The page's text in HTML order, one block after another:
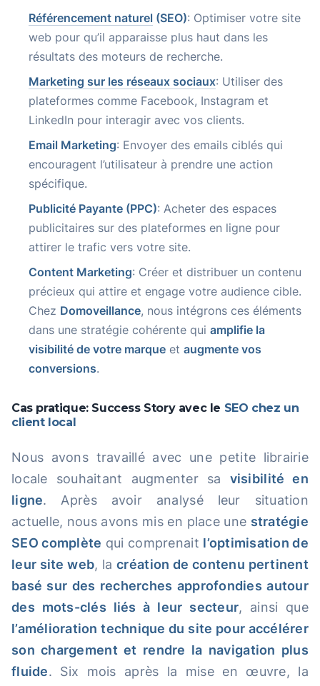
Référencement naturel (SEO): Optimiser votre site
web pour qu’il apparaisse plus haut dans les
résultats des moteurs de recherche.
Marketing sur les réseaux sociaux: Utiliser des
plateformes comme Facebook, Instagram et
LinkedIn pour interagir avec vos clients.
Email Marketing: Envoyer des emails ciblés qui
encouragent l’utilisateur à prendre une action
spécifique.
Publicité Payante (PPC): Acheter des espaces
publicitaires sur des plateformes en ligne pour
attirer le trafic vers votre site.
Content Marketing: Créer et distribuer un contenu
précieux qui attire et engage votre audience cible.
Chez Domoveillance, nous intégrons ces éléments
dans une stratégie cohérente qui amplifie la
visibilité de votre marque et augmente vos
conversions.
Cas pratique: Success Story avec le SEO chez un
client local
Nous avons travaillé avec une petite librairie
locale souhaitant augmenter sa visibilité en
ligne. Après avoir analysé leur situation
actuelle, nous avons mis en place une stratégie
SEO complète qui comprenait l’optimisation de
leur site web, lacréation de contenu pertinent
basé sur des recherches approfondies autour
des mots-clés liés à leur secteur, ainsi que
l’amélioration technique du site pour accélérer
son chargement et rendre la navigation plus
fluide. Six mois après la mise en œuvre, la